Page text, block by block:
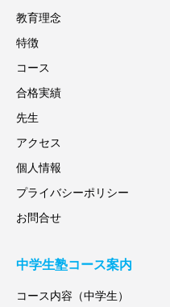
教育理念
特徴
コース
合格実績
先生
アクセス
個人情報
プライバシーポリシー
お問合せ
中学生塾コース案内
コース内容（中学生）